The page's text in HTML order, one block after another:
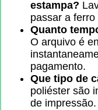
estampa?
passar a
Quanto
O arquivo é
pagamento.
Que tipo de
poliéster são
de impressão.